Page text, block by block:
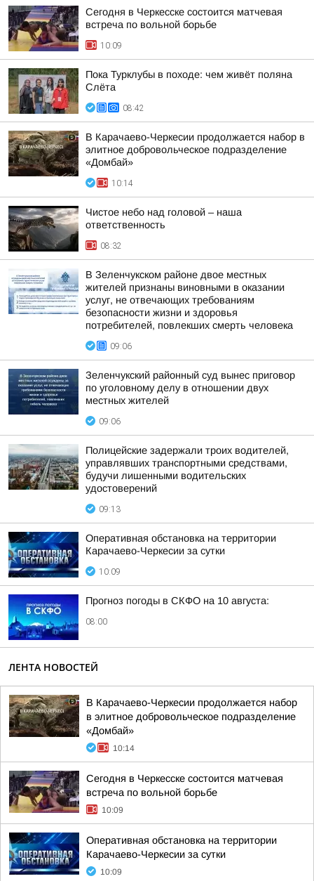
Сегодня в Черкесске состоится матчевая
встреча по вольной борьбе
10:09
Пока Турклубы в походе: чем живёт поляна
Слёта
08:42
В Карачаево-Черкесии продолжается набор в
элитное добровольческое подразделение
«Домбай»
10:14
Чистое небо над головой – наша
ответственность
08:32
В Зеленчукском районе двое местных
жителей признаны виновными в оказании
услуг, не отвечающих требованиям
безопасности жизни и здоровья
потребителей, повлекших смерть человека
09:06
Зеленчукский районный суд вынес приговор
по уголовному делу в отношении двух
местных жителей
09:06
Полицейские задержали троих водителей,
управлявших транспортными средствами,
будучи лишенными водительских
удостоверений
09:13
Оперативная обстановка на территории
Карачаево-Черкесии за сутки
10:09
Прогноз погоды в СКФО на 10 августа:
08:00
ЛЕНТА НОВОСТЕЙ
В Карачаево-Черкесии продолжается набор
в элитное добровольческое подразделение
«Домбай»
10:14
Сегодня в Черкесске состоится матчевая
встреча по вольной борьбе
10:09
Оперативная обстановка на территории
Карачаево-Черкесии за сутки
10:09